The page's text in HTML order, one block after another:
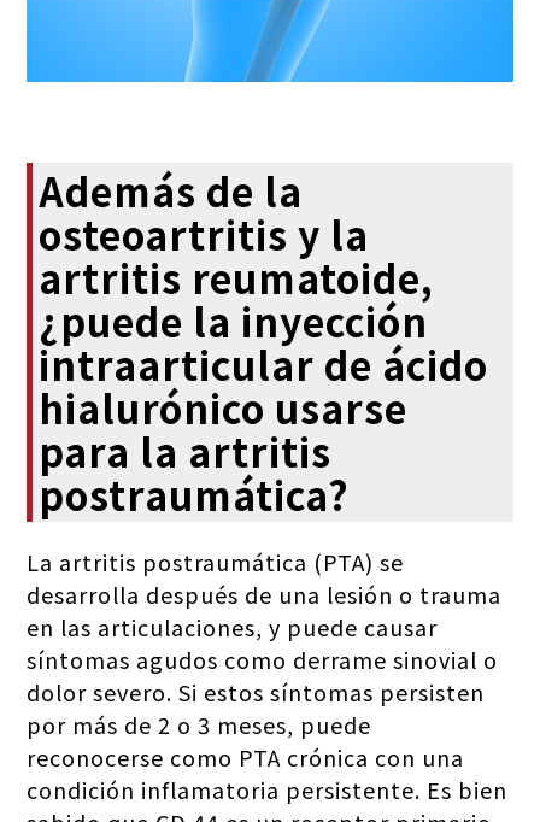
Además de la
osteoartritis y la
artritis reumatoide,
¿puede la inyección
intraarticular de ácido
hialurónico usarse
para la artritis
postraumática?
La artritis postraumática (PTA) se
desarrolla después de una lesión o trauma
en las articulaciones, y puede causar
síntomas agudos como derrame sinovial o
dolor severo. Si estos síntomas persisten
por más de 2 o 3 meses, puede
reconocerse como PTA crónica con una
condición inflamatoria persistente. Es bien